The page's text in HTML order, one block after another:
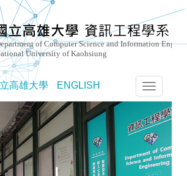
高雄大學 ENGLISH
選
單
切
換